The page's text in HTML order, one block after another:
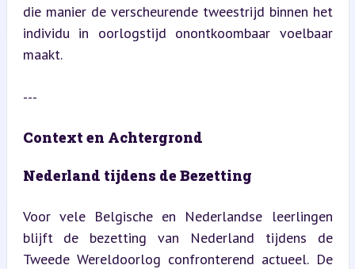
die manier de verscheurende tweestrijd binnen het
individu in oorlogstijd onontkoombaar voelbaar
maakt.
---
Context en Achtergrond
Nederland tijdens de Bezetting
Voor vele Belgische en Nederlandse leerlingen
blijft de bezetting van Nederland tijdens de
Tweede Wereldoorlog confronterend actueel. De